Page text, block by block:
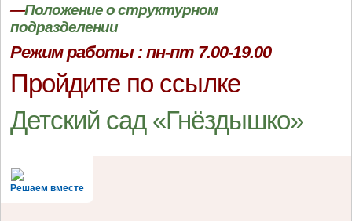
—Положение о структурном
подразделении
Режим работы : пн-пт 7.00-19.00
Пройдите по ссылке
Детский сад «Гнёздышко»
Решаем вместе